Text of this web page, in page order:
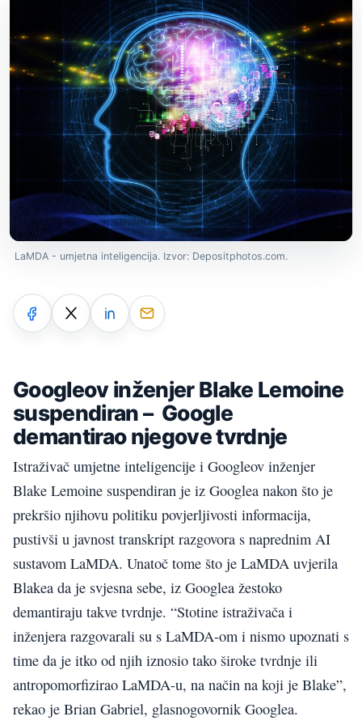
LaMDA - umjetna inteligencija. Izvor: Depositphotos.com.
Googleov inženjer Blake Lemoine
suspendiran – Google
demantirao njegove tvrdnje
Istraživač umjetne inteligencije i Googleov inženjer
Blake Lemoine suspendiran je iz Googlea nakon što je
prekršio njihovu politiku povjerljivosti informacija,
pustivši u javnost transkript razgovora s naprednim AI
sustavom LaMDA. Unatoč tome što je LaMDA uvjerila
Blakea da je svjesna sebe, iz Googlea žestoko
demantiraju takve tvrdnje. “Stotine istraživača i
inženjera razgovarali su s LaMDA-om i nismo upoznati s
time da je itko od njih iznosio tako široke tvrdnje ili
antropomorfizirao LaMDA-u, na način na koji je Blake”,
rekao je Brian Gabriel, glasnogovornik Googlea.